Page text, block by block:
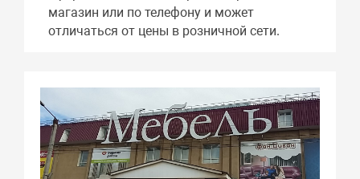
магазин или по телефону и может
отличаться от цены в розничной сети.